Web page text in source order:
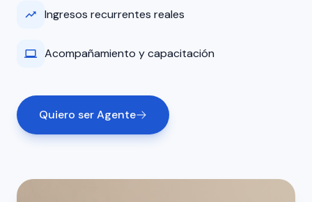
Ingresos recurrentes reales
Acompañamiento y capacitación
Quiero ser Agente